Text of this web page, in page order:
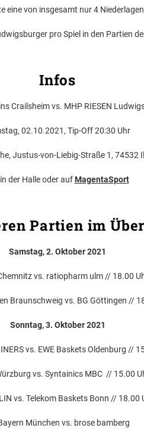
eine von insgesamt nur 4
pro Spiel in den Partien
Infos
Crailsheim vs. MHP RIESEN
02.10.2021, Tip-Off 20:30 Uhr
Justus-von-Liebig-Straße 1, 74532
in der Halle oder auf MagentaSport
Partien im
Samstag, 2. Oktober 2021
vs. ratiopharm ulm // 18.00
Braunschweig vs. BG Göttingen //
Sonntag, 3. Oktober 2021
vs. EWE Baskets Oldenburg //
vs. Syntainics MBC // 15.00
vs. Telekom Baskets Bonn // 18.00
München vs. brose bamberg